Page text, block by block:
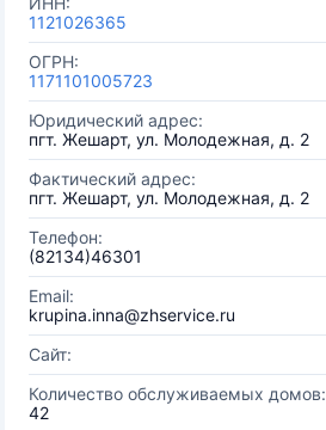
1121026365
ОГРН:
1171101005723
Юридический адрес:
пгт. Жешарт, ул. Молодежная, д. 2
Фактический адрес:
пгт. Жешарт, ул. Молодежная, д. 2
Телефон:
(82134)46301
Email:
krupina.inna@zhservice.ru
Сайт:
Количество обслуживаемых домов:
42